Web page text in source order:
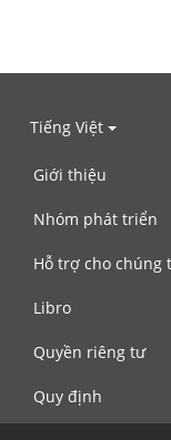
Tiếng Việt
Giới thiệu
Nhóm phát triển
Hỗ trợ cho chúng
Libro
Quyền riêng tư
Quy định